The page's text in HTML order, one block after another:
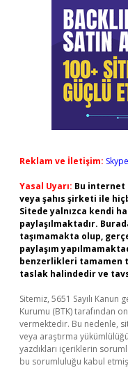
Reklam ve İletişim:
Yasal Uyarı: Bu internet
veya şahıs şirketi ile
Sitede yalnızca kendi
paylaşılmaktadır.
taşımamakta olup,
paylaşım
benzerlikleri tamamen
taslak halindedir ve
Sitemiz, 5651 Sayılı
Kurumu (BTK) tarafından
vermektedir. Bu nedenle,
veya araştırma
yazdıkları içeriklerin
bu sorumluluğu kabul etmiş